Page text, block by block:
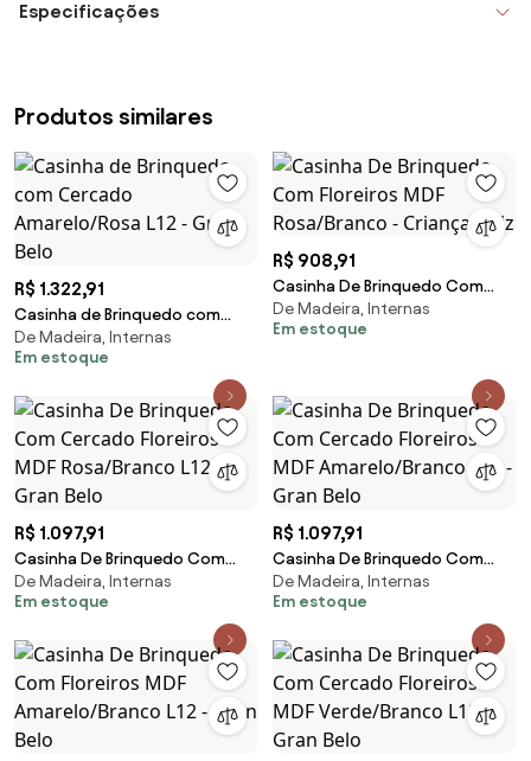
Especificações
Produtos similares
R$ 1.322,91
Casinha de Brinquedo com
Cercado Amarelo/Rosa L12 -
Gran Belo
De Madeira, Internas
Em estoque
R$ 908,91
Casinha De Brinquedo Com
Floreiros MDF Rosa/Branco -
Criança Feliz
De Madeira, Internas
Em estoque
R$ 1.097,91
Casinha De Brinquedo Com
Cercado Floreiros MDF
Rosa/Branco L12 - Gran Belo
De Madeira, Internas
Em estoque
R$ 1.097,91
Casinha De Brinquedo Com
Cercado Floreiros MDF
Amarelo/Branco L12 - Gran Belo
De Madeira, Internas
Em estoque